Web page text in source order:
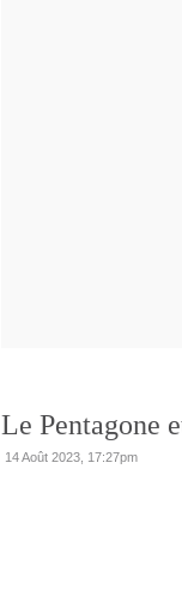
Le Pentagone
14 Août 2023, 17:27pm